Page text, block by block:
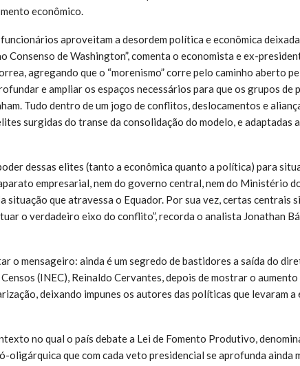
econômico.
aproveitam a desordem política e econômica
de Washington”, comenta o economista e ex-
agregando que o “morenismo” corre pelo caminho aberto
e ampliar os espaços necessários para que os grupos de
Tudo dentro de um jogo de conflitos, deslocamentos e
surgidas do transe da consolidação do modelo, e adaptadas
dessas elites (tanto a econômica quanto a política) para
empresarial, nem do governo central, nem do Ministério
situação que atravessa o Equador. Por sua vez, certas centrais
o verdadeiro eixo do conflito”, recorda o analista Jonathan
o mensageiro: ainda é um segredo de bastidores a saída do
(INEC), Reinaldo Cervantes, depois de mostrar o aumento
deixando impunes os autores das políticas que levaram a
no qual o país debate a Lei de Fomento Produtivo,
oligárquica que com cada veto presidencial se aprofunda ainda